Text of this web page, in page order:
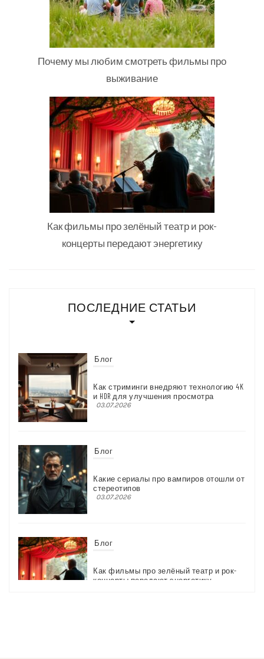
Почему мы любим смотреть фильмы про
выживание
Как фильмы про зелёный театр и рок-
концерты передают энергетику
ПОСЛЕДНИЕ СТАТЬИ
Блог
Как стриминги внедряют технологию 4K
и HDR для улучшения просмотра
03.07.2026
Блог
Какие сериалы про вампиров отошли от
стереотипов
03.07.2026
Блог
Как фильмы про зелёный театр и рок-
концерты передают энергетику